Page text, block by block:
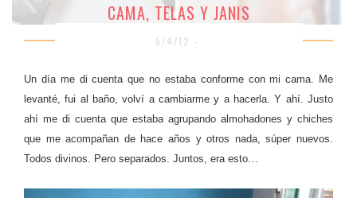
CAMA, TELAS Y JANIS
5/4/12 -
Un día me di cuenta que no estaba conforme con mi cama. Me
levanté, fui al baño, volví a cambiarme y a hacerla. Y ahí. Justo
ahí me di cuenta que estaba agrupando almohadones y chiches
que me acompañan de hace años y otros nada, súper nuevos.
Todos divinos. Pero separados. Juntos, era esto…